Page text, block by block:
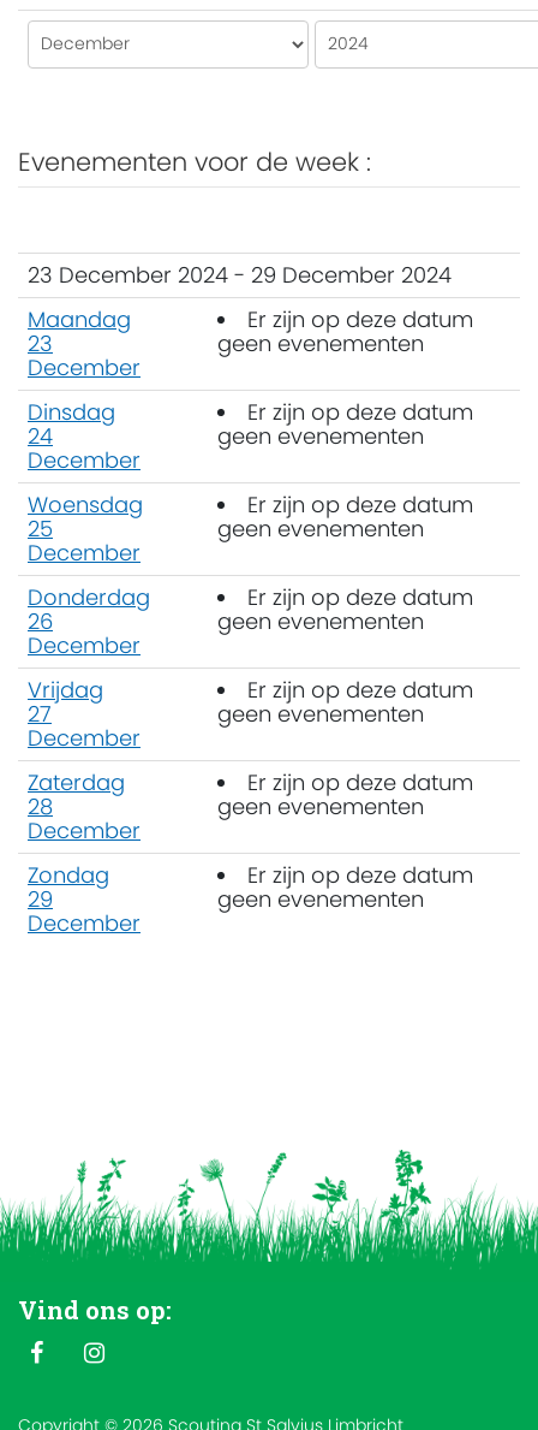
Evenementen voor de week :
23 December 2024 - 29 December 2024
Maandag
23
December
Er zijn op deze datum
geen evenementen
Dinsdag
24
December
Er zijn op deze datum
geen evenementen
Woensdag
25
December
Er zijn op deze datum
geen evenementen
Donderdag
26
December
Er zijn op deze datum
geen evenementen
Vrijdag
27
December
Er zijn op deze datum
geen evenementen
Zaterdag
28
December
Er zijn op deze datum
geen evenementen
Zondag
29
December
Er zijn op deze datum
geen evenementen
Vind ons op:
Copyright © 2026 Scouting St Salvius Limbricht